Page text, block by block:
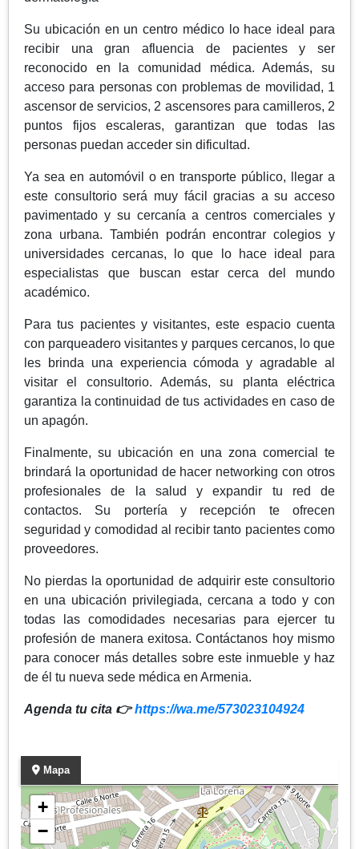
Su ubicación en un centro médico lo hace ideal para
recibir una gran afluencia de pacientes y ser
reconocido en la comunidad médica. Además, su
acceso para personas con problemas de movilidad, 1
ascensor de servicios, 2 ascensores para camilleros, 2
puntos fijos escaleras, garantizan que todas las
personas puedan acceder sin dificultad.
Ya sea en automóvil o en transporte público, llegar a
este consultorio será muy fácil gracias a su acceso
pavimentado y su cercanía a centros comerciales y
zona urbana. También podrán encontrar colegios y
universidades cercanas, lo que lo hace ideal para
especialistas que buscan estar cerca del mundo
académico.
Para tus pacientes y visitantes, este espacio cuenta
con parqueadero visitantes y parques cercanos, lo que
les brinda una experiencia cómoda y agradable al
visitar el consultorio. Además, su planta eléctrica
garantiza la continuidad de tus actividades en caso de
un apagón.
Finalmente, su ubicación en una zona comercial te
brindará la oportunidad de hacer networking con otros
profesionales de la salud y expandir tu red de
contactos. Su portería y recepción te ofrecen
seguridad y comodidad al recibir tanto pacientes como
proveedores.
No pierdas la oportunidad de adquirir este consultorio
en una ubicación privilegiada, cercana a todo y con
todas las comodidades necesarias para ejercer tu
profesión de manera exitosa. Contáctanos hoy mismo
para conocer más detalles sobre este inmueble y haz
de él tu nueva sede médica en Armenia.
Agenda tu cita 👉 https://wa.me/573023104924
Mapa
+
−